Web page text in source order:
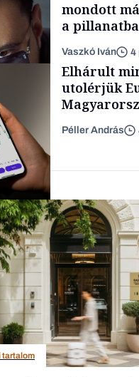
HUB
mondott
a
a
kimondani
Vaszkó Iván 4
Elhárult
utolérjük
fintech
Péller András
tartalom